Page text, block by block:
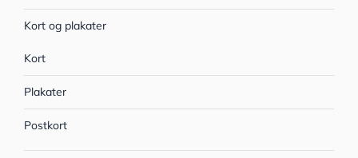
Kort og plakater
Kort
Plakater
Postkort